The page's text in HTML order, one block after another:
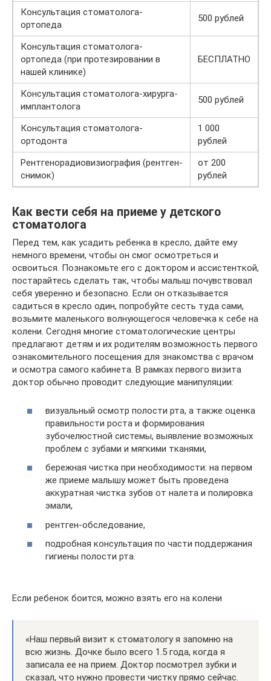
Консультация стоматолога-
ортопеда
500 рублей
Консультация стоматолога-
ортопеда (при протезировании в
нашей клинике)
БЕСПЛАТНО
Консультация стоматолога-хирурга-
имплантолога
500 рублей
Консультация стоматолога-
ортодонта
1 000
рублей
Рентгенорадиовизиография (рентген-
снимок)
от 200
рублей
Как вести себя на приеме у детского
стоматолога
Перед тем, как усадить ребенка в кресло, дайте ему
немного времени, чтобы он смог осмотреться и
освоиться. Познакомьте его с доктором и ассистенткой,
постарайтесь сделать так, чтобы малыш почувствовал
себя уверенно и безопасно. Если он отказывается
садиться в кресло один, попробуйте сесть туда сами,
возьмите маленького волнующегося человечка к себе на
колени. Сегодня многие стоматологические центры
предлагают детям и их родителям возможность первого
ознакомительного посещения для знакомства с врачом
и осмотра самого кабинета. В рамках первого визита
доктор обычно проводит следующие манипуляции:
визуальный осмотр полости рта, а также оценка
правильности роста и формирования
зубочелюстной системы, выявление возможных
проблем с зубами и мягкими тканями,
бережная чистка при необходимости: на первом
же приеме малышу может быть проведена
аккуратная чистка зубов от налета и полировка
эмали,
рентген-обследование,
подробная консультация по части поддержания
гигиены полости рта.
Если ребенок боится, можно взять его на колени
«Наш первый визит к стоматологу я запомню на
всю жизнь. Дочке было всего 1.5 года, когда я
записала ее на прием. Доктор посмотрел зубки и
сказал, что нужно провести чистку прямо сейчас.